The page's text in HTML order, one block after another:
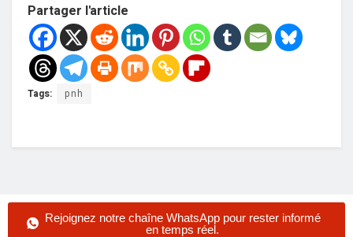
Partager l'article
Tags: pnh
Rejoignez notre chaîne WhatsApp pour rester informé
en temps réel.